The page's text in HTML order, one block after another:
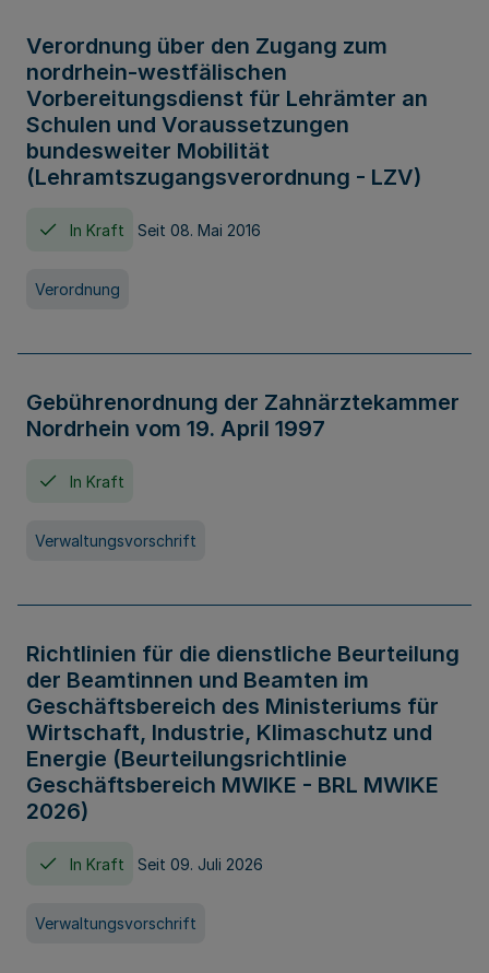
Verordnung über den Zugang zum
nordrhein-westfälischen
Vorbereitungsdienst für Lehrämter an
Schulen und Voraussetzungen
bundesweiter Mobilität
(Lehramtszugangsverordnung - LZV)
In Kraft Seit 08. Mai 2016
Verordnung
Gebührenordnung der Zahnärztekammer
Nordrhein vom 19. April 1997
In Kraft
Verwaltungsvorschrift
Richtlinien für die dienstliche Beurteilung
der Beamtinnen und Beamten im
Geschäftsbereich des Ministeriums für
Wirtschaft, Industrie, Klimaschutz und
Energie (Beurteilungsrichtlinie
Geschäftsbereich MWIKE - BRL MWIKE
2026)
In Kraft Seit 09. Juli 2026
Verwaltungsvorschrift